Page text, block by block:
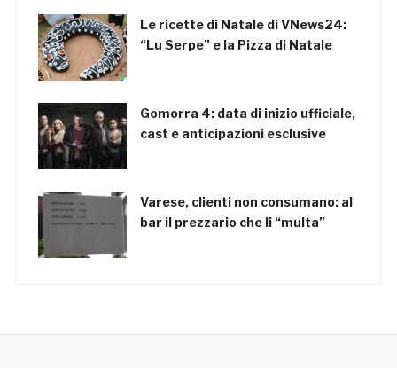
Le ricette di Natale di VNews24:
“Lu Serpe” e la Pizza di Natale
Gomorra 4: data di inizio ufficiale,
cast e anticipazioni esclusive
Varese, clienti non consumano: al
bar il prezzario che li “multa”